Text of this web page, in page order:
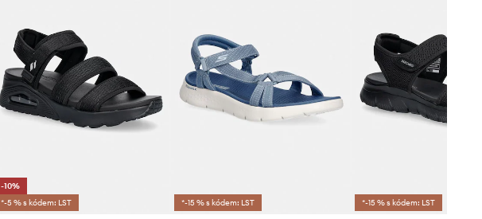
-10%
*-5 % s kódem: LST
*-15 % s kódem: LST *-15 % s kódem: LST